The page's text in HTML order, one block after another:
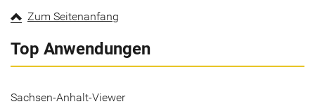
Zum Seitenanfang
Top Anwendungen
Sachsen-Anhalt-Viewer